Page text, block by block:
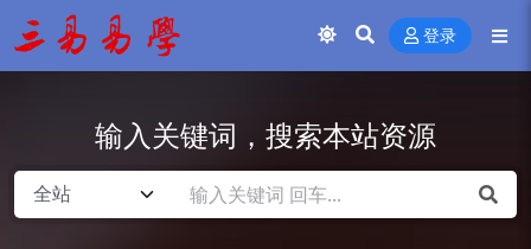
登录
输入关键词，搜索本站资源